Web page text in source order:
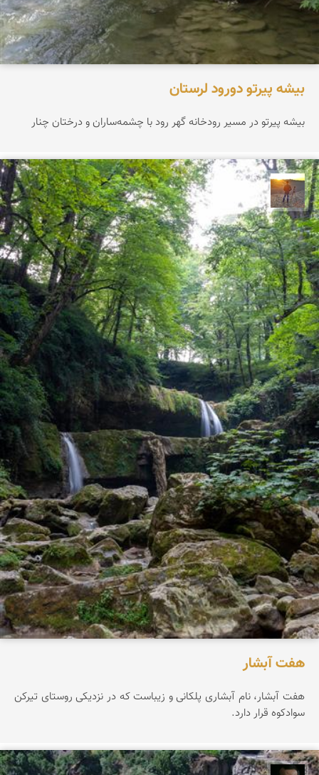
بیشه پیرتو دورود لرستان
بیشه پیرتو در مسیر رودخانه گهر رود با چشمه‌ساران و درختان چنار
هفت آبشار
هفت آبشار، نام آبشاری پلکانی و زیباست که در نزدیکی روستای تیرکن
سوادکوه قرار دارد.